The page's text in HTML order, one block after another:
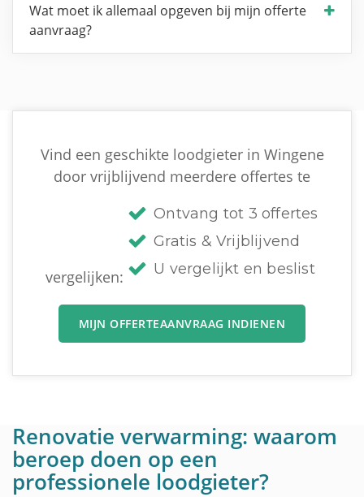
Wat moet ik allemaal opgeven bij mijn offerte
aanvraag?
Vind een geschikte loodgieter in Wingene
door vrijblijvend meerdere offertes te
vergelijken:
Ontvang tot 3 offertes
Gratis & Vrijblijvend
U vergelijkt en beslist
MIJN OFFERTEAANVRAAG INDIENEN
Renovatie verwarming: waarom
beroep doen op een
professionele loodgieter?